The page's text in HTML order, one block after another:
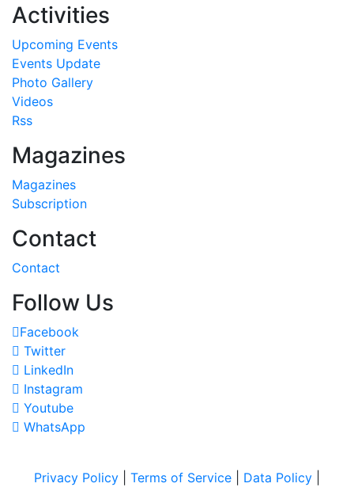
Activities
Upcoming Events
Events Update
Photo Gallery
Videos
Rss
Magazines
Magazines
Subscription
Contact
Contact
Follow Us
Facebook
Twitter
LinkedIn
Instagram
Youtube
WhatsApp
Privacy Policy Terms of Service Data Policy